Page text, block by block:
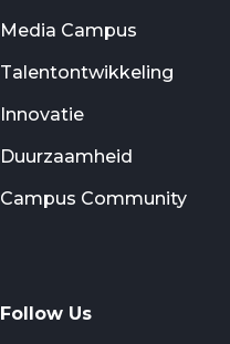
Media Campus
Talentontwikkeling
Innovatie
Duurzaamheid
Campus Community
Follow Us